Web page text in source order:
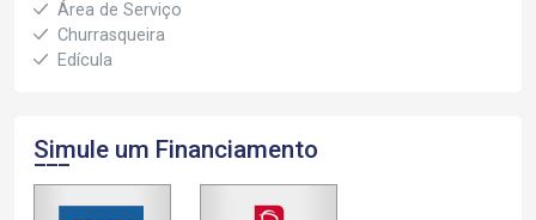
Área de Serviço
Churrasqueira
Edícula
Simule um Financiamento